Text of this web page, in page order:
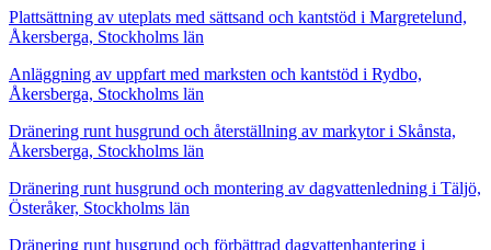
Plattsättning av uteplats med sättsand och kantstöd i Margretelund,
Åkersberga, Stockholms län
Anläggning av uppfart med marksten och kantstöd i Rydbo,
Åkersberga, Stockholms län
Dränering runt husgrund och återställning av markytor i Skånsta,
Åkersberga, Stockholms län
Dränering runt husgrund och montering av dagvattenledning i Täljö,
Österåker, Stockholms län
Dränering runt husgrund och förbättrad dagvattenhantering i